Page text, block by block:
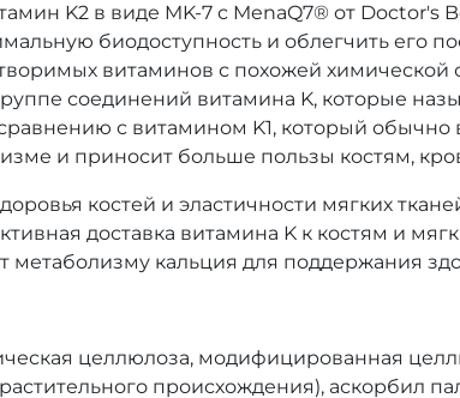
K2 в виде MK-7 с MenaQ7® от
биодоступность и облегчить его
витаминов с похожей
соединений витамина K, которые
с витамином K1, который обычно
и приносит больше пользы костям,
костей и эластичности мягких
доставка витамина K к костям и
метаболизму кальция для поддержания
целлюлоза, модифицированная
происхождения), аскорбил